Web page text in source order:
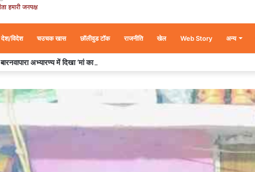
देश/विदेश चउचक खास छॉलीवुड टॉक राजनीति खेल Web Story अन्य
बारनवापारा अभ्यारण्य में दिखा ‘मां का प्यार’, नन्हें शावकों को पीठ पर बैठाकर घूमती दिखी मादा भालू